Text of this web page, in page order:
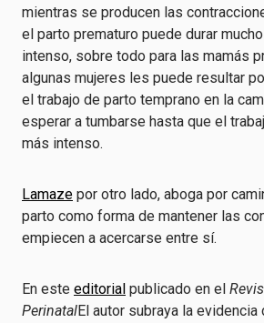
mientras se producen las
el parto prematuro puede durar
intenso, sobre todo para las mamás
algunas mujeres les puede resultar
el trabajo de parto temprano en la
esperar a tumbarse hasta que el
más intenso.
Lamaze por otro lado, aboga por
parto como forma de mantener las
empiecen a acercarse entre sí.
En este editorial publicado en el
PerinatalEl autor subraya la evidencia